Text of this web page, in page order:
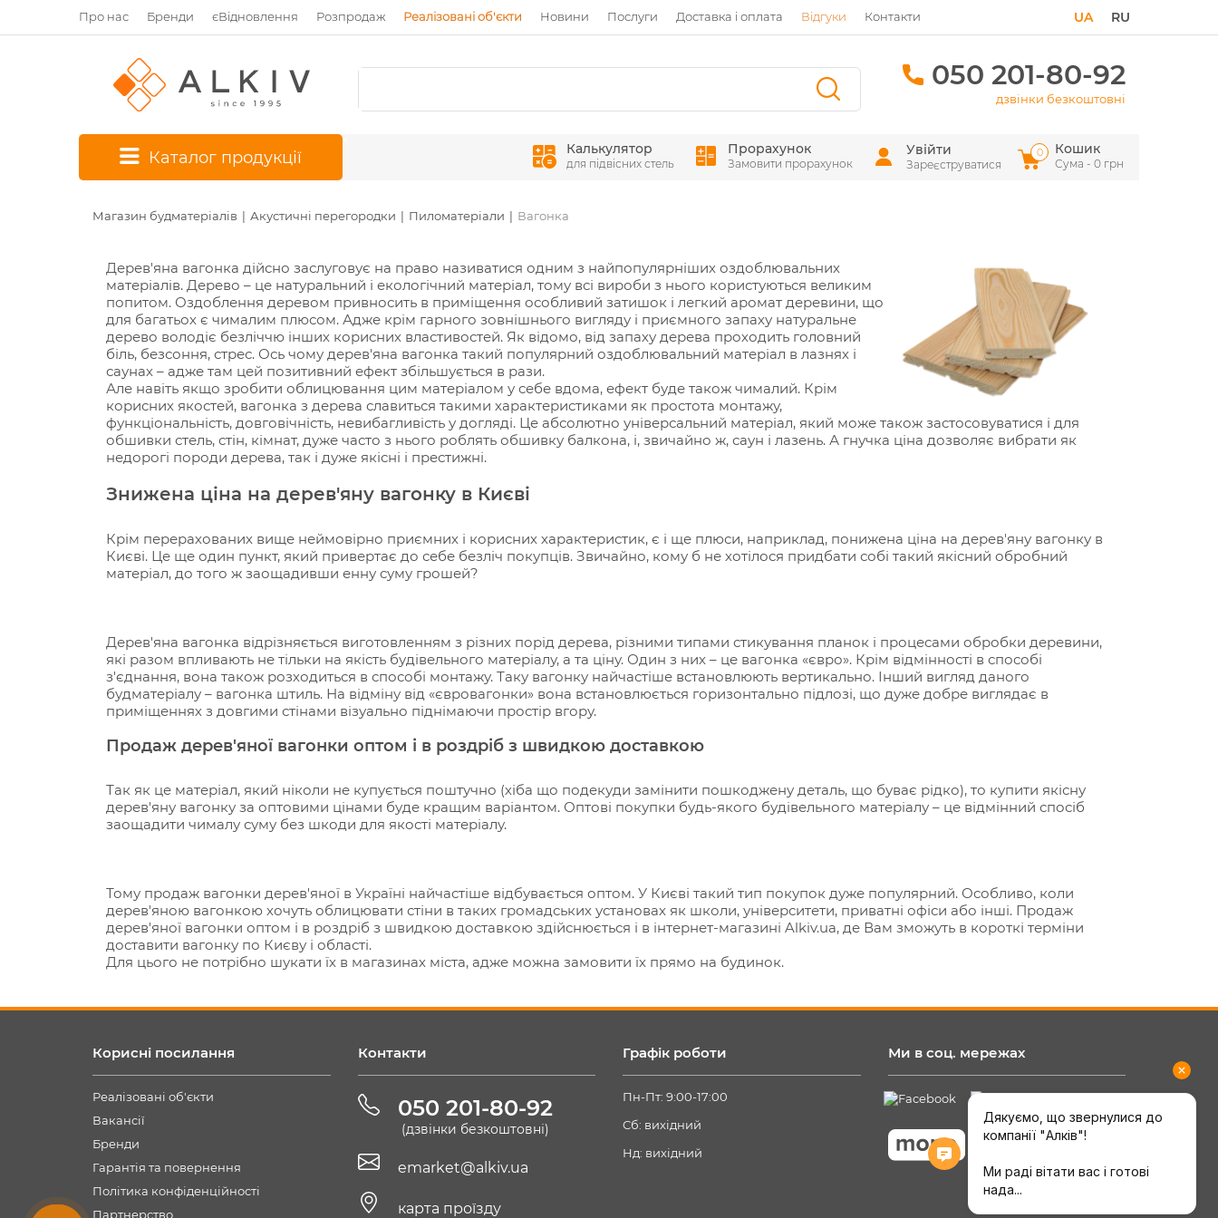
Про нас Бренди єВідновлення Розпродаж Реалізовані об'єкти Новини Послуги Доставка і оплата Відгуки Контакти RU
UA
050 201-80-92
дзвінки безкоштовні
Каталог продукції Калькулятор
для підвісних стель
Прорахунок
Замовити прорахунок
Увійти
Зареєструватися
Кошик
Сума - 0 грн
0
Магазин будматеріалів Акустичні перегородки Пиломатеріали Вагонка
Дерев'яна вагонка дійсно заслуговує на право називатися одним з найпопулярніших оздоблювальних
матеріалів. Дерево – це натуральний і екологічний матеріал, тому всі вироби з нього користуються великим
попитом. Оздоблення деревом привносить в приміщення особливий затишок і легкий аромат деревини, що
для багатьох є чималим плюсом. Адже крім гарного зовнішнього вигляду і приємного запаху натуральне
дерево володіє безліччю інших корисних властивостей. Як відомо, від запаху дерева проходить головний
біль, безсоння, стрес. Ось чому дерев'яна вагонка такий популярний оздоблювальний матеріал в лазнях і
саунах – адже там цей позитивний ефект збільшується в рази.
Але навіть якщо зробити облицювання цим матеріалом у себе вдома, ефект буде також чималий. Крім
корисних якостей, вагонка з дерева славиться такими характеристиками як простота монтажу,
функціональність, довговічність, невибагливість у догляді. Це абсолютно універсальний матеріал, який може також застосовуватися і для
обшивки стель, стін, кімнат, дуже часто з нього роблять обшивку балкона, і, звичайно ж, саун і лазень. А гнучка ціна дозволяє вибрати як
недорогі породи дерева, так і дуже якісні і престижні.
Знижена ціна на дерев'яну вагонку в Києві
Крім перерахованих вище неймовірно приємних і корисних характеристик, є і ще плюси, наприклад, понижена ціна на дерев'яну вагонку в
Києві. Це ще один пункт, який привертає до себе безліч покупців. Звичайно, кому б не хотілося придбати собі такий якісний обробний
матеріал, до того ж заощадивши енну суму грошей?
Дерев'яна вагонка відрізняється виготовленням з різних порід дерева, різними типами стикування планок і процесами обробки деревини,
які разом впливають не тільки на якість будівельного матеріалу, а та ціну. Один з них – це вагонка «євро». Крім відмінності в способі
з'єднання, вона також розходиться в способі монтажу. Таку вагонку найчастіше встановлюють вертикально. Інший вигляд даного
будматеріалу – вагонка штиль. На відміну від «євровагонки» вона встановлюється горизонтально підлозі, що дуже добре виглядає в
приміщеннях з довгими стінами візуально піднімаючи простір вгору.
Продаж дерев'яної вагонки оптом і в роздріб з швидкою доставкою
Так як це матеріал, який ніколи не купується поштучно (хіба що подекуди замінити пошкоджену деталь, що буває рідко), то купити якісну
дерев'яну вагонку за оптовими цінами буде кращим варіантом. Оптові покупки будь-якого будівельного матеріалу – це відмінний спосіб
заощадити чималу суму без шкоди для якості матеріалу.
Тому продаж вагонки дерев'яної в Україні найчастіше відбувається оптом. У Києві такий тип покупок дуже популярний. Особливо, коли
дерев'яною вагонкою хочуть облицювати стіни в таких громадських установах як школи, університети, приватні офіси або інші. Продаж
дерев'яної вагонки оптом і в роздріб з швидкою доставкою здійснюється і в інтернет-магазині Alkiv.ua, де Вам зможуть в короткі терміни
доставити вагонку по Києву і області.
Для цього не потрібно шукати їх в магазинах міста, адже можна замовити їх прямо на будинок.
Корисні посилання
Реалізовані об'єкти
Вакансії
Бренди
Гарантія та повернення
Політика конфіденційності
Партнерство
Контакти
050 201-80-92
(дзвінки безкоштовні)
emarket@alkiv.ua
карта проїзду
Графік роботи
Пн-Пт: 9:00-17:00
Сб: вихідний
Нд: вихідний
Ми в соц. мережах